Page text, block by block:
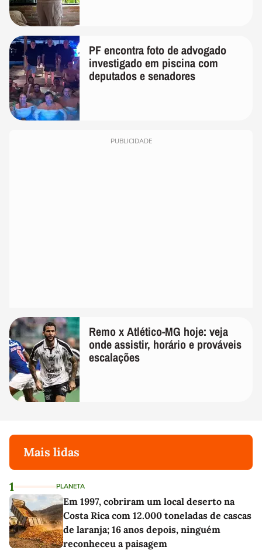
PF encontra foto de advogado
investigado em piscina com
deputados e senadores
PUBLICIDADE
Remo x Atlético-MG hoje: veja
onde assistir, horário e prováveis
escalações
Mais lidas
1 PLANETA
Em 1997, cobriram um local deserto na
Costa Rica com 12.000 toneladas de cascas
de laranja; 16 anos depois, ninguém
reconheceu a paisagem